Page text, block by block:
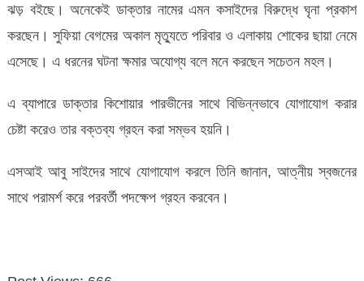
ঝড় বইছে। অনেকেই ডাক্তার নামের এমন কসাইদের বিরুদ্ধে ঘৃনা প্রকাশ
করছেন। সুফিয়া বেগমের অকাল মৃত্যুতে পরিবার ও এলাকায় শোকের ছায়া নেমে
এসেছে। এ ধরনের ঘটনা ক্ষমার অযোগ্য বলে মনে করছেন সচেতন মহল।
এ ব্যাপারে ডাক্তার কিশোয়ার পারভীনের সাথে বিভিন্নভাবে যোগাযোগ করার
চেষ্টা করেও তার বক্তব্য গ্রহন করা সম্ভব হয়নি।
এসআই আবু সাইদের সাথে যোগাযোগ করলে তিনি জানান, আত্নীয় স্বজনের
সাথে পরামর্শ করে পরবর্তী পদক্ষেপ গ্রহন করবেন।